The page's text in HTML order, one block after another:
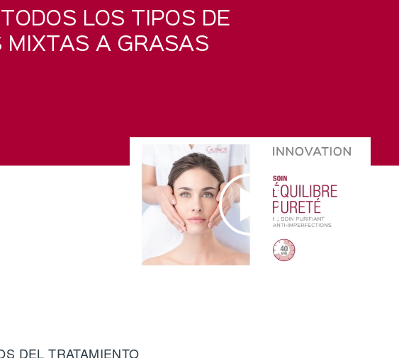
LOS TIPOS DE
MIXTAS A GRASAS
DEL TRATAMIENTO